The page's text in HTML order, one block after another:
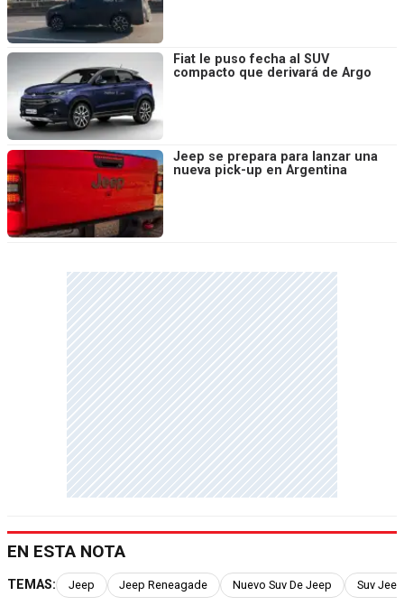
Fiat le puso fecha al SUV
compacto que derivará de Argo
Jeep se prepara para lanzar una
nueva pick-up en Argentina
EN ESTA NOTA
TEMAS: Jeep Jeep Reneagade Nuevo Suv De Jeep Suv Jeep